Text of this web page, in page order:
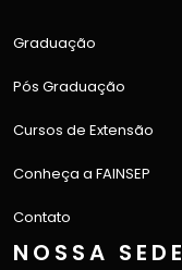
Graduação
Pós Graduação
Cursos de Extensão
Conheça a FAINSEP
Contato
NOSSA SEDE